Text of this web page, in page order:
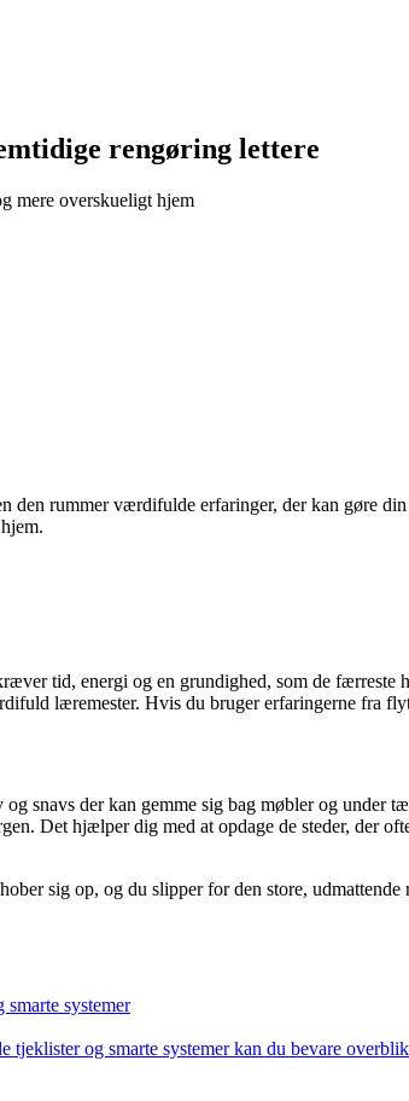
rengøring lettere
mere overskueligt hjem
den rummer værdifulde erfaringer, der kan gøre
tid, energi og en grundighed, som de
læremester. Hvis du bruger erfaringerne fra
snavs der kan gemme sig bag møbler og under
Det hjælper dig med at opdage de steder, der
sig op, og du slipper for den store,
systemer
og smarte systemer kan du bevare